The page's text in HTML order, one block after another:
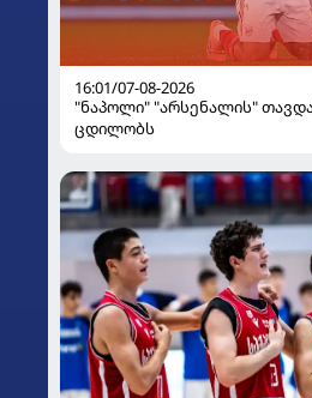
16:01/07-08-2026
"ნაპოლი" "არსენალის"
ცდილობს